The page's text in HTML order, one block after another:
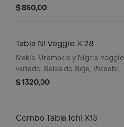
$ 850,00
Tabla Ni Veggie X 28
Makis, Uramakis y Nigris Veggie
variado. Salsa de Soja, Wasabi,
Jengibre y Palitos
$ 1320,00
Combo Tabla Ichi X15